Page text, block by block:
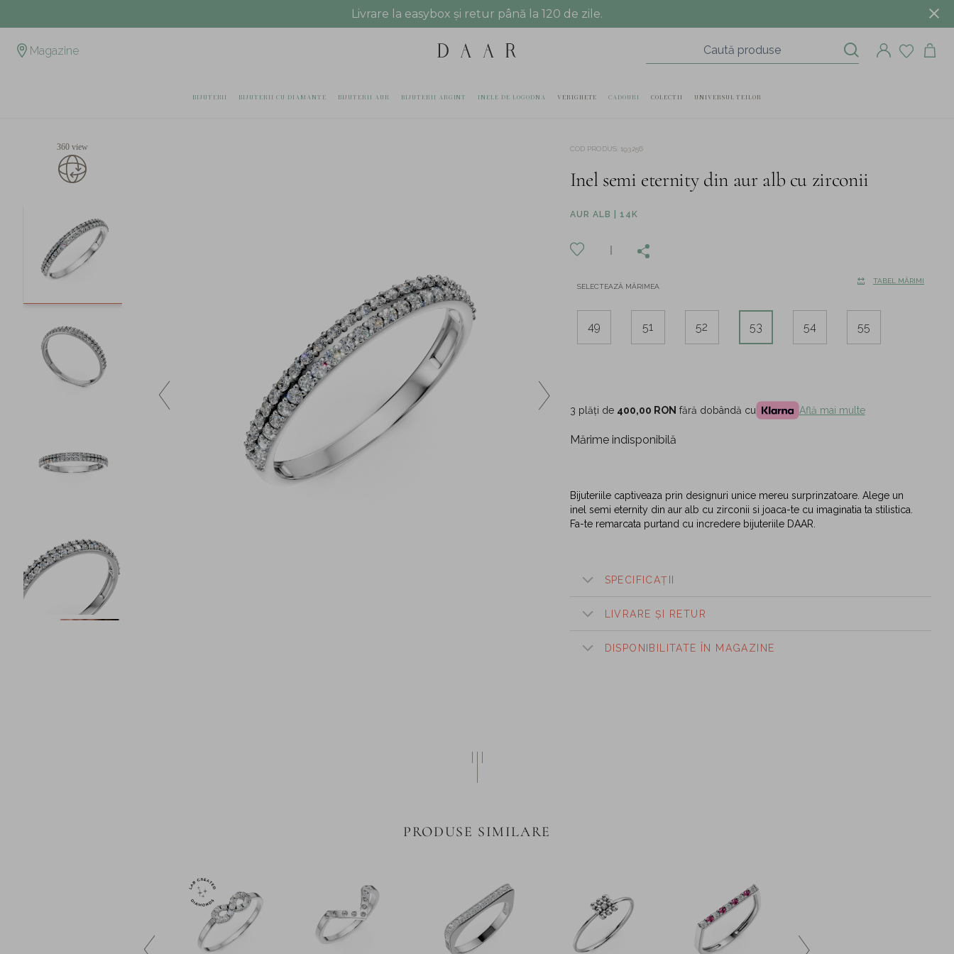
Livrare la easybox și retur până la 120 de zile.
Magazine
BIJUTERII BIJUTERII CU DIAMANTE BIJUTERII AUR BIJUTERII ARGINT INELE DE LOGODNA VERIGHETE CADOURI COLECTII UNIVERSUL TEILOR
360 view COD PRODUS: 193256
Inel semi eternity din aur alb cu zirconii
AUR ALB | 14K
SELECTEAZĂ MĂRIMEA
TABEL MĂRIMI
49 51 52 53 54 55
3 plăți de 400,00 RON fără dobândă cu Află mai multe
Mărime indisponibilă
Bijuteriile captiveaza prin designuri unice mereu surprinzatoare. Alege un
inel semi eternity din aur alb cu zirconii si joaca-te cu imaginatia ta stilistica.
Fa-te remarcata purtand cu incredere bijuteriile DAAR.
SPECIFICAȚII
LIVRARE ȘI RETUR
DISPONIBILITATE ÎN MAGAZINE
PRODUSE SIMILARE